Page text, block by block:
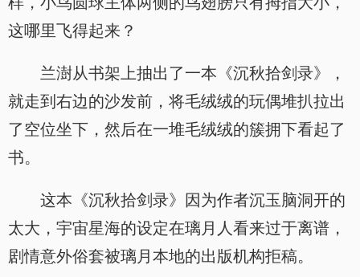
这哪里飞得起来？
兰澍从书架上抽出了一本《沉秋拾剑录》，
就走到右边的沙发前，将毛绒绒的玩偶堆扒拉出
了空位坐下，然后在一堆毛绒绒的簇拥下看起了
书。
这本《沉秋拾剑录》因为作者沉玉脑洞开的
太大，宇宙星海的设定在璃月人看来过于离谱，
剧情意外俗套被璃月本地的出版机构拒稿。